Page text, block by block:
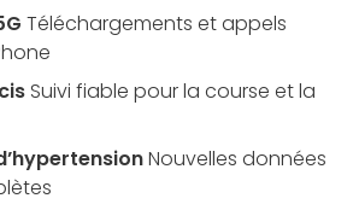
Téléchargements et appels
Suivi fiable pour la course et la
Nouvelles données